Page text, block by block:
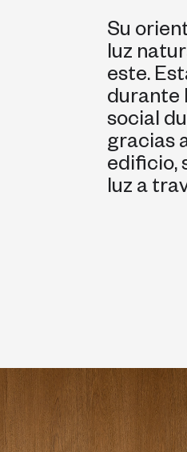
Su
luz
este.
durante
social
gracias
edificio,
luz a